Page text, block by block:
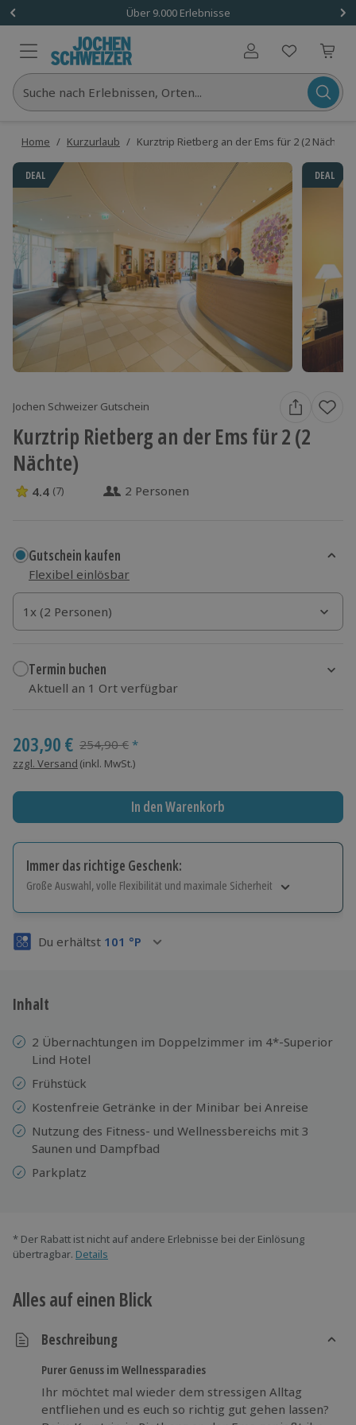
Über 9.000 Erlebnisse
Benutzerkonto
Suche nach Erlebnissen, Orten...
Home / Kurzurlaub / Kurztrip Rietberg an der Ems für 2 (2 Nächte)
DEAL DEAL
Jochen Schweizer Gutschein
Kurztrip Rietberg an der Ems für 2 (2
Nächte)
4.4 Sterne von 5 aus 7 Bewertungen
4.4 (7) 2 Personen
Gutschein kaufen
Flexibel einlösbar
1x (2 Personen)
1x (2 Personen)
1x (2 Personen)
Termin buchen
Aktuell an 1 Ort verfügbar
203,90 € Streichpreis
254,90 € *
zzgl. Versand (inkl. MwSt.)
In den Warenkorb
Immer das richtige Geschenk:
Große Auswahl, volle Flexibilität und maximale Sicherheit
Volle Flexibilität
3 Jahre gültig & verlängerbar.
Du erhältst 101 °P
Inhalt
2 Übernachtungen im Doppelzimmer im 4*-Superior
Lind Hotel
Frühstück
Kostenfreie Getränke in der Minibar bei Anreise
Nutzung des Fitness- und Wellnessbereichs mit 3
Saunen und Dampfbad
Parkplatz
* Der Rabatt ist nicht auf andere Erlebnisse bei der Einlösung
übertragbar. Details
Alles auf einen Blick
Beschreibung
Purer Genuss im Wellnessparadies
Ihr möchtet mal wieder dem stressigen Alltag
entfliehen und es euch so richtig gut gehen lassen?